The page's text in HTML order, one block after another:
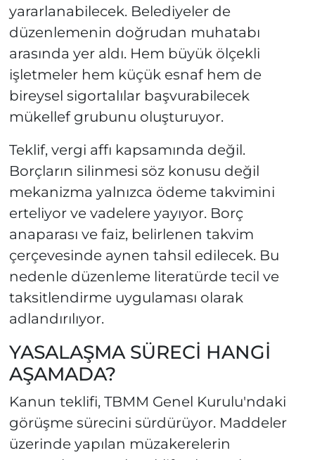
yararlanabilecek. Belediyeler de
düzenlemenin doğrudan muhatabı
arasında yer aldı. Hem büyük ölçekli
işletmeler hem küçük esnaf hem de
bireysel sigortalılar başvurabilecek
mükellef grubunu oluşturuyor.
Teklif, vergi affı kapsamında değil.
Borçların silinmesi söz konusu değil
mekanizma yalnızca ödeme takvimini
erteliyor ve vadelere yayıyor. Borç
anaparası ve faiz, belirlenen takvim
çerçevesinde aynen tahsil edilecek. Bu
nedenle düzenleme literatürde tecil ve
taksitlendirme uygulaması olarak
adlandırılıyor.
YASALAŞMA SÜRECİ HANGİ
AŞAMADA?
Kanun teklifi, TBMM Genel Kurulu'ndaki
görüşme sürecini sürdürüyor. Maddeler
üzerinde yapılan müzakerelerin